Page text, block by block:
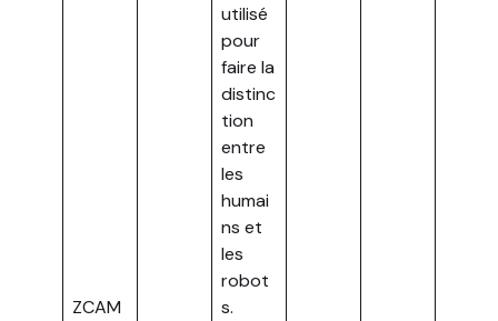
ZCAM
utilisé
pour
faire la
distinc
tion
entre
les
humai
ns et
les
robot
s.